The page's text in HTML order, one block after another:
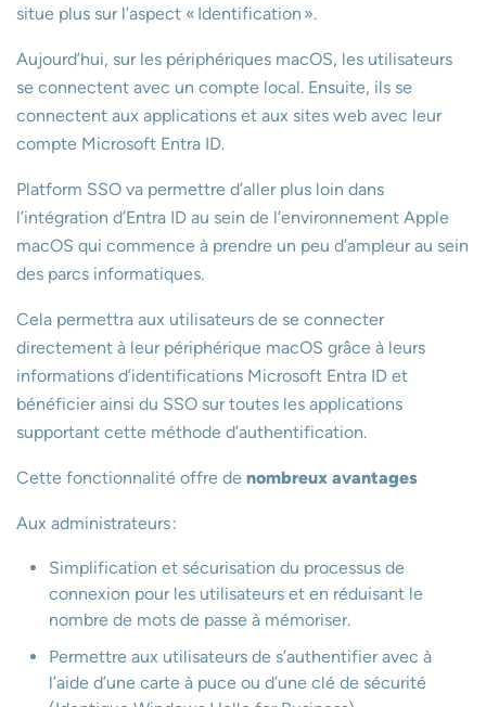
situe plus sur l’aspect « Identification ».
Aujourd’hui, sur les périphériques macOS, les utilisateurs
se connectent avec un compte local. Ensuite, ils se
connectent aux applications et aux sites web avec leur
compte Microsoft Entra ID.
Platform SSO va permettre d’aller plus loin dans
l’intégration d’Entra ID au sein de l’environnement Apple
macOS qui commence à prendre un peu d’ampleur au sein
des parcs informatiques.
Cela permettra aux utilisateurs de se connecter
directement à leur périphérique macOS grâce à leurs
informations d’identifications Microsoft Entra ID et
bénéficier ainsi du SSO sur toutes les applications
supportant cette méthode d’authentification.
Cette fonctionnalité offre de nombreux avantages
Aux administrateurs :
Simplification et sécurisation du processus de
connexion pour les utilisateurs et en réduisant le
nombre de mots de passe à mémoriser.
Permettre aux utilisateurs de s’authentifier avec à
l’aide d’une carte à puce ou d’une clé de sécurité